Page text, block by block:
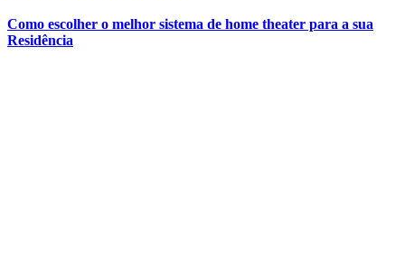
Como escolher o melhor sistema de home theater para a sua
Residência